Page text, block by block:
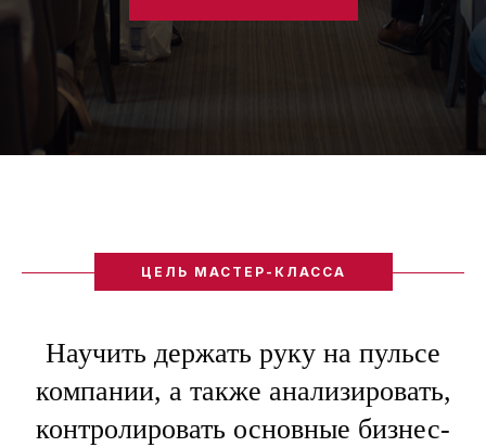
ЦЕЛЬ МАСТЕР-КЛАССА
Научить держать руку на пульсе
компании, а также анализировать,
контролировать основные бизнес-